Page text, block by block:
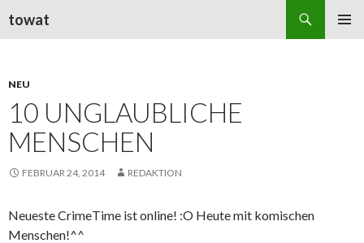
towat
NEU
10 UNGLAUBLICHE
MENSCHEN
FEBRUAR 24, 2014 REDAKTION
Neueste CrimeTime ist online! :O Heute mit komischen
Menschen!^^